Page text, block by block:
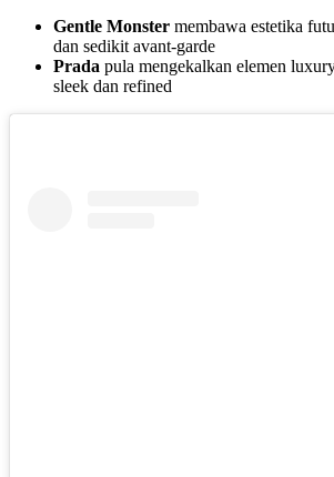
Gentle Monster membawa estetika
dan sedikit avant-garde
Prada pula mengekalkan elemen
sleek dan refined